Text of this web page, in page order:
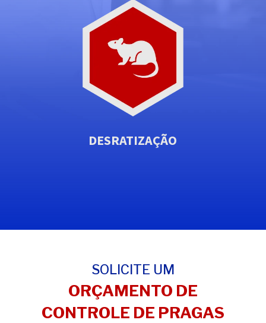
DESRATIZAÇÃO
SOLICITE UM
ORÇAMENTO DE
CONTROLE DE PRAGAS